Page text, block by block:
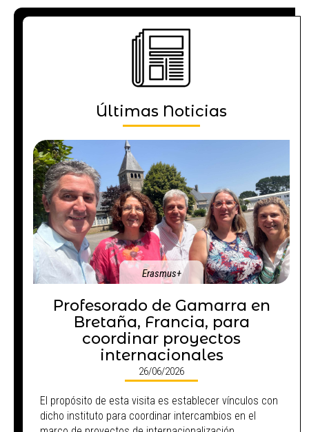
Últimas Noticias
Erasmus+
Profesorado de Gamarra en
Bretaña, Francia, para
coordinar proyectos
internacionales
26/06/2026
El propósito de esta visita es establecer vínculos con
dicho instituto para coordinar intercambios en el